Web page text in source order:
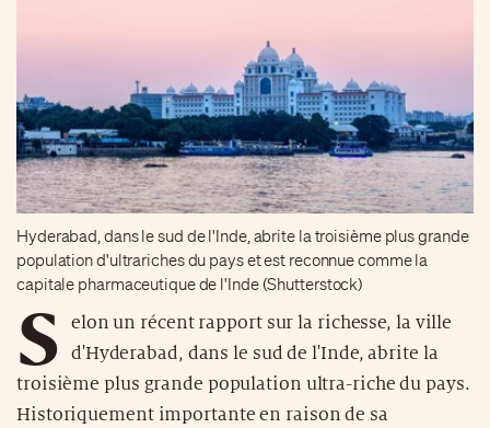
Hyderabad, dans le sud de l'Inde, abrite la troisième plus grande
population d'ultrariches du pays et est reconnue comme la
capitale pharmaceutique de l'Inde (Shutterstock)
S
elon un récent rapport sur la richesse, la ville
d'Hyderabad, dans le sud de l'Inde, abrite la
troisième plus grande population ultra-riche du pays.
Historiquement importante en raison de sa